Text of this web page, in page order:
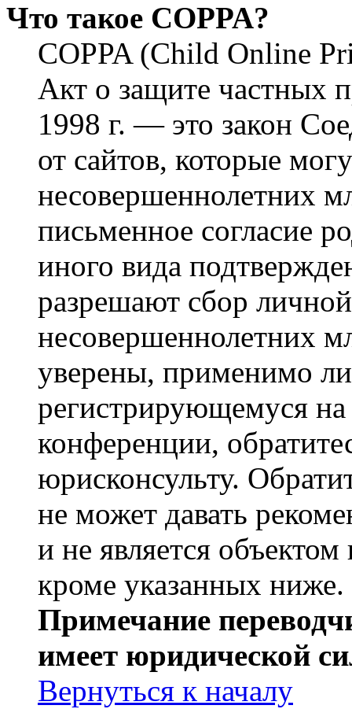
Что такое COPPA?
COPPA (Child Online
Акт о защите частных
1998 г. — это закон
от сайтов, которые
несовершеннолетних
письменное согласие
иного вида
разрешают сбор
несовершеннолетних
уверены, применимо
регистрирующемуся
конференции,
юрисконсульту.
не может давать
и не является
кроме указанных ниже.
Примечание
имеет юридической
Вернуться к началу